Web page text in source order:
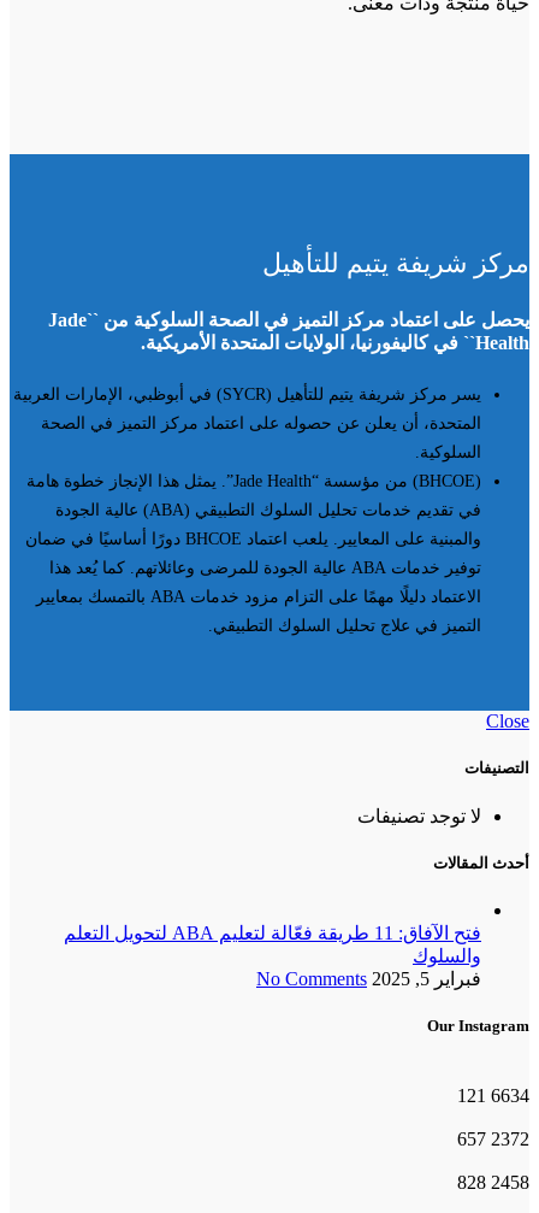
مركز شريفة يتيم للتأهيل
يحصل على اعتماد مركز التميز في الصحة السلوكية من ``Jade
Health`` في كاليفورنيا، الولايات المتحدة الأمريكية.
يسر مركز شريفة يتيم للتأهيل (SYCR) في أبوظبي، الإمارات العربية
المتحدة، أن يعلن عن حصوله على اعتماد مركز التميز في الصحة
السلوكية.
(BHCOE) من مؤسسة “Jade Health”. يمثل هذا الإنجاز خطوة هامة
في تقديم خدمات تحليل السلوك التطبيقي (ABA) عالية الجودة
والمبنية على المعايير. يلعب اعتماد BHCOE دورًا أساسيًا في ضمان
توفير خدمات ABA عالية الجودة للمرضى وعائلاتهم. كما يُعد هذا
الاعتماد دليلًا مهمًا على التزام مزود خدمات ABA بالتمسك بمعايير
التميز في علاج تحليل السلوك التطبيقي.
Close
التصنيفات
لا توجد تصنيفات
أحدث المقالات
فتح الآفاق: 11 طريقة فعّالة لتعليم ABA لتحويل التعلم
والسلوك
فبراير 5, 2025
No Comments
Our Instagram
6634
121
2372
657
2458
828